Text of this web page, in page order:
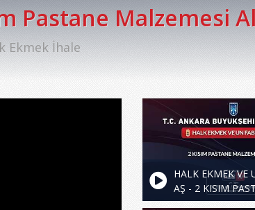
Pastane Malzemesi
Ekmek İhale
HALK EKMEK VE
AŞ - 2 KISIM
MALZEMESİ